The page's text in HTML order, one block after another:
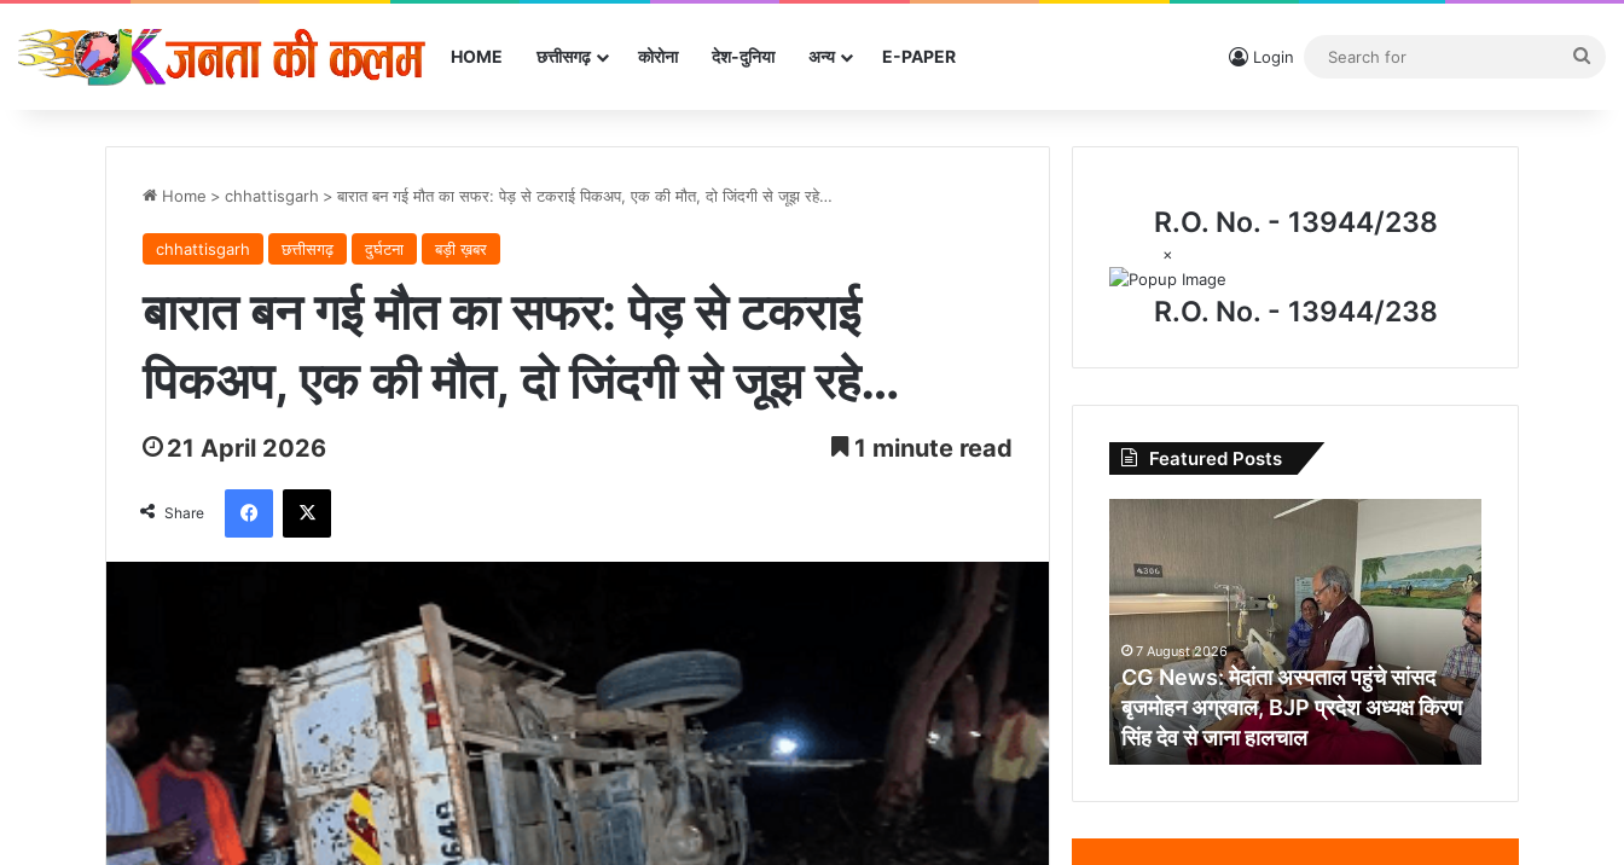
HOME छत्तीसगढ़ कोरोना देश-दुनिया अन्‍य E-PAPER Login
Home > chhattisgarh > बारात बन गई मौत का सफर: पेड़ से टकराई पिकअप, एक की मौत, दो जिंदगी से जूझ रहे…
chhattisgarh छत्तीसगढ़ दुर्घटना बड़ी ख़बर
बारात बन गई मौत का सफर: पेड़ से टकराई
पिकअप, एक की मौत, दो जिंदगी से जूझ रहे…
21 April 2026 1 minute read
Share
Facebook
X
R.O. No. - 13944/238
×
R.O. No. - 13944/238
Featured Posts
मेदांता
अस्पताल
पहुंचे
बृजमोहन
अग्रवाल,
BJP
प्रदेश
अध्यक्ष
देव
7 August 2026
CG News: मेदांता अस्पताल पहुंचे सांसद
बृजमोहन अग्रवाल, BJP प्रदेश अध्यक्ष किरण
सिंह देव से जाना हालचाल